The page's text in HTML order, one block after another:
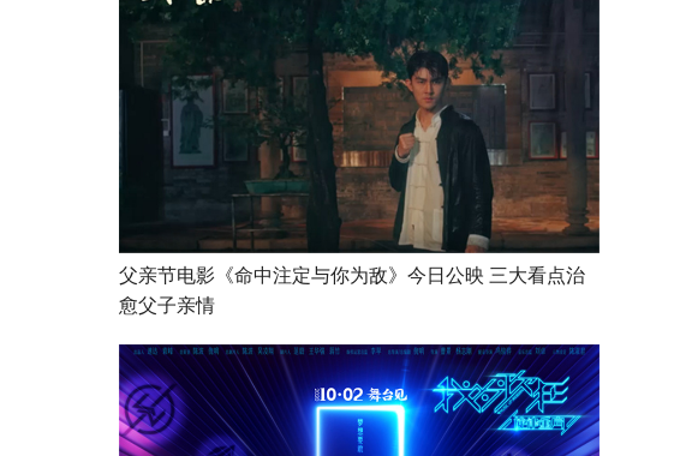
父亲节电影《命中注定与你为敌》今日公映 三大看点治
愈父子亲情